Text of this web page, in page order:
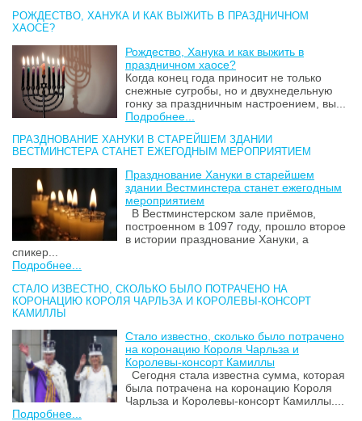
РОЖДЕСТВО, ХАНУКА И КАК ВЫЖИТЬ В ПРАЗДНИЧНОМ
ХАОСЕ?
Рождество, Ханука и как выжить в
праздничном хаосе?
Когда конец года приносит не только
снежные сугробы, но и двухнедельную
гонку за праздничным настроением, вы...
Подробнее...
ПРАЗДНОВАНИЕ ХАНУКИ В СТАРЕЙШЕМ ЗДАНИИ
ВЕСТМИНСТЕРА СТАНЕТ ЕЖЕГОДНЫМ МЕРОПРИЯТИЕМ
Празднование Хануки в старейшем
здании Вестминстера станет ежегодным
мероприятием
В Вестминстерском зале приёмов,
построенном в 1097 году, прошло второе
в истории празднование Хануки, а
спикер...
Подробнее...
СТАЛО ИЗВЕСТНО, СКОЛЬКО БЫЛО ПОТРАЧЕНО НА
КОРОНАЦИЮ КОРОЛЯ ЧАРЛЬЗА И КОРОЛЕВЫ-КОНСОРТ
КАМИЛЛЫ
Стало известно, сколько было потрачено
на коронацию Короля Чарльза и
Королевы-консорт Камиллы
Сегодня стала известна сумма, которая
была потрачена на коронацию Короля
Чарльза и Королевы-консорт Камиллы....
Подробнее...